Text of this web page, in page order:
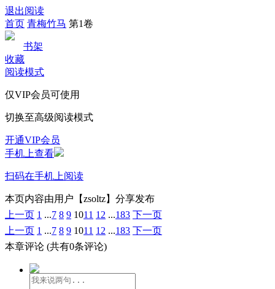
退出阅读
首页 青梅竹马 第1卷
书架
收藏
阅读模式
仅VIP会员可使用
切换至高级阅读模式
开通VIP会员
手机上查看
扫码在手机上阅读
本页内容由用户【zsoltz】分享发布
上一页 1 ...7 8 9 1011 12 ...183 下一页
上一页 1 ...7 8 9 1011 12 ...183 下一页
本章评论 (共有0条评论)